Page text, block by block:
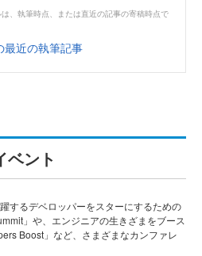
、執筆時点、または直近の記事の寄稿時点で
最近の執筆記事
ベント
するデベロッパーをスターにするための
」や、エンジニアの生きざまをブース
Boost」など、さまざまなカンファレ